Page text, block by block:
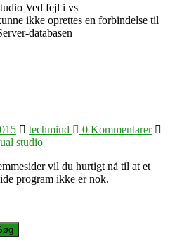
Ved fejl i vs
ikke oprettes en forbindelse til
databasen
techmind
0 Kommentarer
studio
vil du hurtigt nå til at et
program ikke er nok.